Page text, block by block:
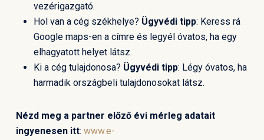
vezérigazgató.
Hol van a cég székhelye? Ügyvédi tipp: Keress rá
Google maps-en a címre és legyél óvatos, ha egy
elhagyatott helyet látsz.
Ki a cég tulajdonosa? Ügyvédi tipp: Légy óvatos, ha
harmadik országbeli tulajdonosokat látsz.
Nézd meg a partner előző évi mérleg adatait
ingyenesen itt: www.e-